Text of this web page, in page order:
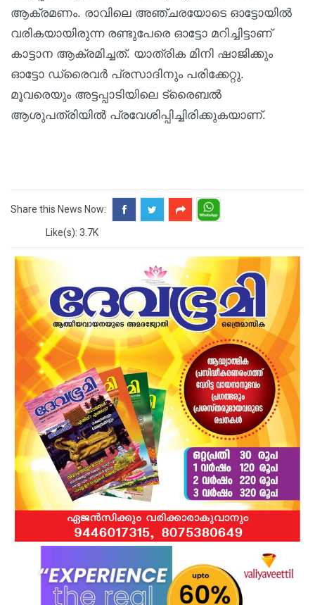
ആക്രമണം. രാവിലെ അഞ്ചരയോടെ ഓട്ടോയില്‍
വരികയായിരുന്ന രണ്ടുപേരെ ഓട്ടോ മറിച്ചിട്ടാണ്
കാട്ടാന ആക്രമിച്ചത്. യാത്രിക മിനി ഷാജിക്കും
ഓട്ടോ ഡ്രൈവര്‍ പ്രസാദിനും പരിക്കേറ്റു.
മൂവരെയും അട്ടപ്പാടിയിലെ ട്രൈബല്‍
ആശുപത്രിയില്‍ പ്രവേശിപ്പിച്ചിരിക്കുകയാണ്.
Share this News Now:
Like(s): 3.7K